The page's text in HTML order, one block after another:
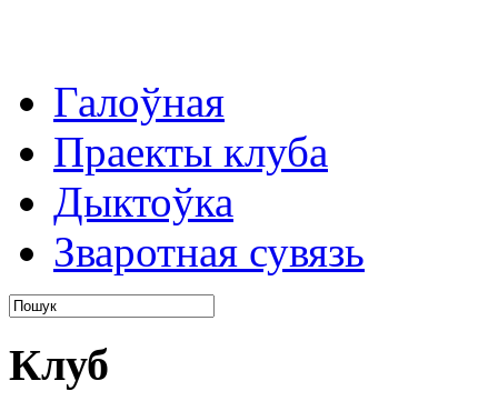
Галоўная
Праекты клуба
Дыктоўка
Зваротная сувязь
Клуб